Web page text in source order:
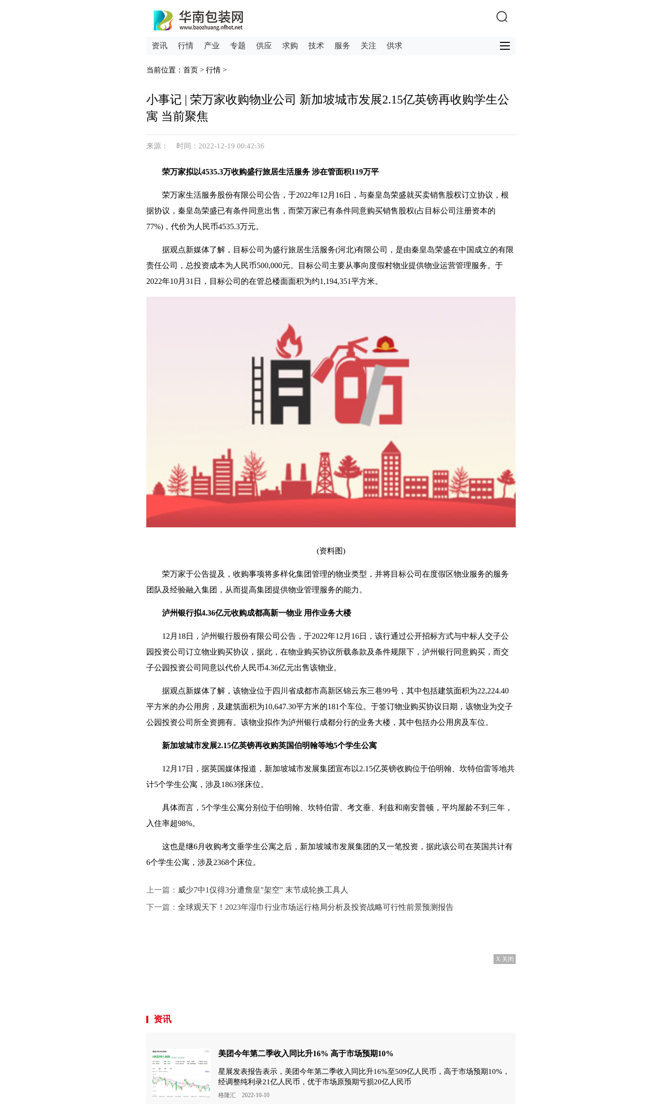
资讯 行情 产业 专题 供应 求购 技术 服务 关注 供求
当前位置： 首页 > 行情 >
小事记 | 荣万家收购物业公司 新加坡城市发展2.15亿英镑再收购学生公
寓 当前聚焦
来源： 时间：2022-12-19 00:42:36
荣万家拟以4535.3万收购盛行旅居生活服务 涉在管面积119万平
荣万家生活服务股份有限公司公告，于2022年12月16日，与秦皇岛荣盛就买卖销售股权订立协议，根
据协议，秦皇岛荣盛已有条件同意出售，而荣万家已有条件同意购买销售股权(占目标公司注册资本的
77%)，代价为人民币4535.3万元。
据观点新媒体了解，目标公司为盛行旅居生活服务(河北)有限公司，是由秦皇岛荣盛在中国成立的有限
责任公司，总投资成本为人民币500,000元。目标公司主要从事向度假村物业提供物业运营管理服务。于
2022年10月31日，目标公司的在管总楼面面积为约1,194,351平方米。
(资料图)
荣万家于公告提及，收购事项将多样化集团管理的物业类型，并将目标公司在度假区物业服务的服务
团队及经验融入集团，从而提高集团提供物业管理服务的能力。
泸州银行拟4.36亿元收购成都高新一物业 用作业务大楼
12月18日，泸州银行股份有限公司公告，于2022年12月16日，该行通过公开招标方式与中标人交子公
园投资公司订立物业购买协议，据此，在物业购买协议所载条款及条件规限下，泸州银行同意购买，而交
子公园投资公司同意以代价人民币4.36亿元出售该物业。
据观点新媒体了解，该物业位于四川省成都市高新区锦云东三巷99号，其中包括建筑面积为22,224.40
平方米的办公用房，及建筑面积为10,647.30平方米的181个车位。于签订物业购买协议日期，该物业为交子
公园投资公司所全资拥有。该物业拟作为泸州银行成都分行的业务大楼，其中包括办公用房及车位。
新加坡城市发展2.15亿英镑再收购英国伯明翰等地5个学生公寓
12月17日，据英国媒体报道，新加坡城市发展集团宣布以2.15亿英镑收购位于伯明翰、坎特伯雷等地共
计5个学生公寓，涉及1863张床位。
具体而言，5个学生公寓分别位于伯明翰、坎特伯雷、考文垂、利兹和南安普顿，平均屋龄不到三年，
入住率超98%。
这也是继6月收购考文垂学生公寓之后，新加坡城市发展集团的又一笔投资，据此该公司在英国共计有
6个学生公寓，涉及2368个床位。
上一篇： 威少7中1仅得3分遭詹皇"架空" 末节成轮换工具人
下一篇： 全球观天下！2023年湿巾行业市场运行格局分析及投资战略可行性前景预测报告
X 关闭
资讯
美团今年第二季收入同比升16% 高于市场预期10%
星展发表报告表示，美团今年第二季收入同比升16%至509亿人民币，高于市场预期10%，
经调整纯利录21亿人民币，优于市场原预期亏损20亿人民币
格隆汇 2022-10-10